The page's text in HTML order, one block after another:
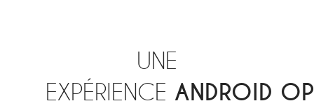
UNE
EXPÉRIENCE ANDROID